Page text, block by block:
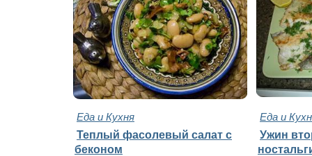
Еда и Кухня Еда и
Теплый фасолевый салат с
беконом
Ужин